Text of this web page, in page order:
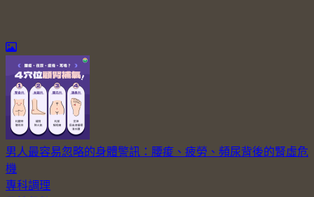
男人最容易忽略的身體警訊：腰痠、疲勞、頻尿背後的腎虛危
機
專科調理